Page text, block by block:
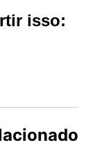
isso: